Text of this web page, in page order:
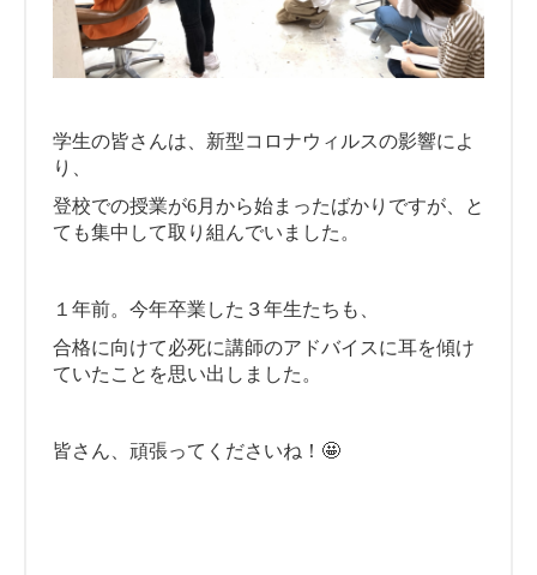
学生の皆さんは、新型コロナウィルスの影響によ
り、
登校での授業が6月から始まったばかりですが、と
ても集中して取り組んでいました。
１年前。今年卒業した３年生たちも、
合格に向けて必死に講師のアドバイスに耳を傾け
ていたことを思い出しました。
皆さん、頑張ってくださいね！🤩